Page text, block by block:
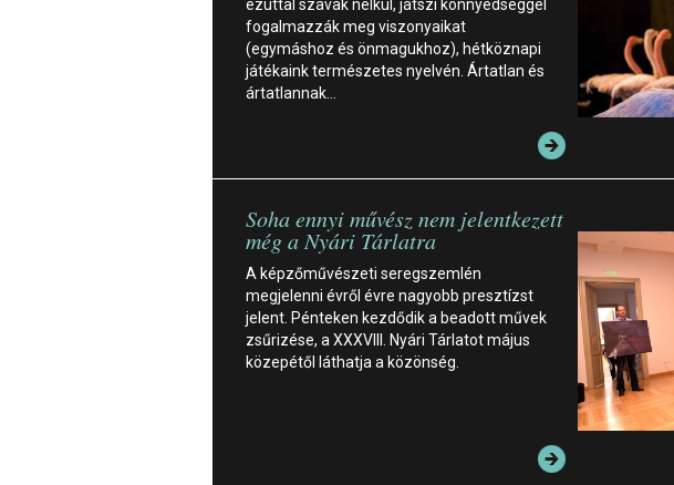
ezúttal szavak nélkül, játszi könnyedséggel
fogalmazzák meg viszonyaikat
(egymáshoz és önmagukhoz), hétköznapi
játékaink természetes nyelvén. Ártatlan és
ártatlannak…
Soha ennyi művész nem jelentkezett
még a Nyári Tárlatra
A képzőművészeti seregszemlén
megjelenni évről évre nagyobb presztízst
jelent. Pénteken kezdődik a beadott művek
zsűrizése, a XXXVIII. Nyári Tárlatot május
közepétől láthatja a közönség.